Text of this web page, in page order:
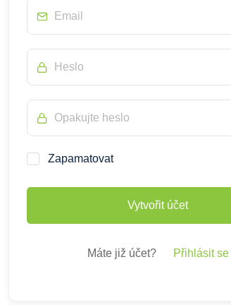
Zapamatovat
Vytvořit účet
Máte již účet? Přihlásit se